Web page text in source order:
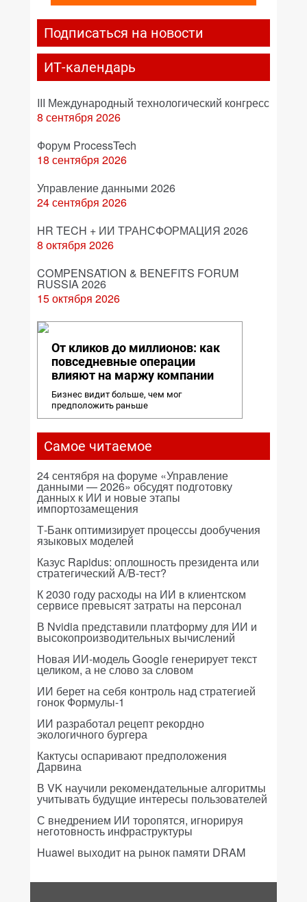
Подписаться на новости
ИТ-календарь
III Международный технологический конгресс
8 сентября 2026
Форум ProcessTech
18 сентября 2026
Управление данными 2026
24 сентября 2026
HR TECH + ИИ ТРАНСФОРМАЦИЯ 2026
8 октября 2026
COMPENSATION & BENEFITS FORUM
RUSSIA 2026
15 октября 2026
От кликов до миллионов: как
повседневные операции
влияют на маржу компании
Бизнес видит больше, чем мог
предположить раньше
Самое читаемое
24 сентября на форуме «Управление
данными — 2026» обсудят подготовку
данных к ИИ и новые этапы
импортозамещения
Т-Банк оптимизирует процессы дообучения
языковых моделей
Казус Rapidus: оплошность президента или
стратегический A/B-тест?
К 2030 году расходы на ИИ в клиентском
сервисе превысят затраты на персонал
В Nvidia представили платформу для ИИ и
высокопроизводительных вычислений
Новая ИИ-модель Google генерирует текст
целиком, а не слово за словом
ИИ берет на себя контроль над стратегией
гонок Формулы-1
ИИ разработал рецепт рекордно
экологичного бургера
Кактусы оспаривают предположения
Дарвина
В VK научили рекомендательные алгоритмы
учитывать будущие интересы пользователей
С внедрением ИИ торопятся, игнорируя
неготовность инфраструктуры
Huawei выходит на рынок памяти DRAM